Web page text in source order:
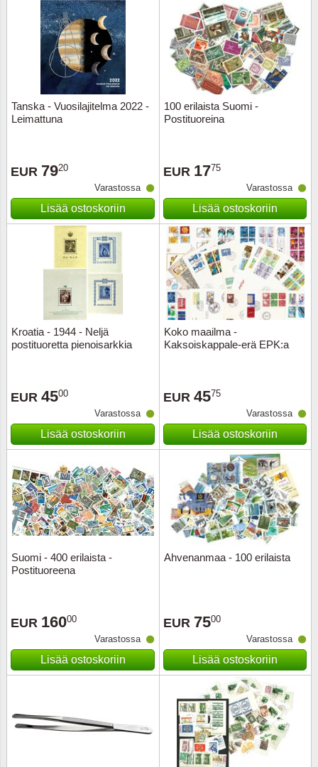
Tanska - Vuosilajitelma 2022 -
Leimattuna
EUR 7920
Varastossa
Lisää ostoskoriin
100 erilaista Suomi -
Postituoreina
EUR 1775
Varastossa
Lisää ostoskoriin
Kroatia - 1944 - Neljä
postituoretta pienoisarkkia
EUR 4500
Varastossa
Lisää ostoskoriin
Koko maailma -
Kaksoiskappale-erä EPK:a
EUR 4575
Varastossa
Lisää ostoskoriin
Suomi - 400 erilaista -
Postituoreena
EUR 16000
Varastossa
Lisää ostoskoriin
Ahvenanmaa - 100 erilaista
EUR 7500
Varastossa
Lisää ostoskoriin
San
Unkari
Uusi
USA